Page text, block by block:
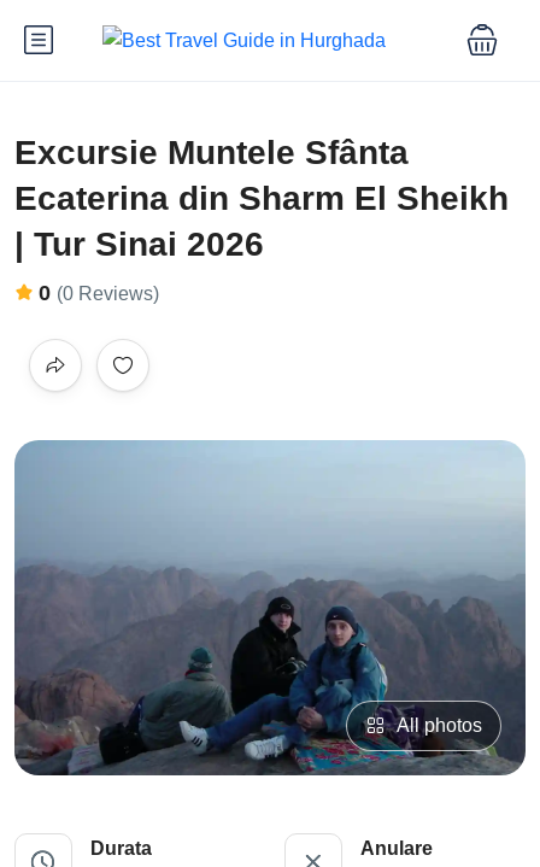
Excursie Muntele Sfânta
Ecaterina din Sharm El Sheikh
| Tur Sinai 2026
0 (0 Reviews)
All photos
Durata Anulare